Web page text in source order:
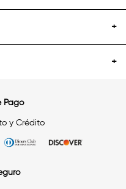
+
+
Pago
y Crédito